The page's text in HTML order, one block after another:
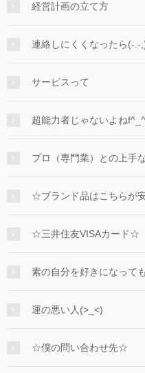
経営計画の立て方
連絡しにくくなったら(-.-
サービスって
超能力者じゃないよね
プロ（専門業）との上手
☆ブランド品はこちらが
☆三井住友VISAカード☆
素の自分を好きになって
運の悪い人(>_<)
☆僕の問い合わせ先☆